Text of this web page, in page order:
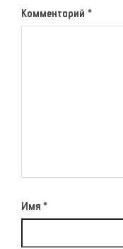
Комментарий *
Имя *